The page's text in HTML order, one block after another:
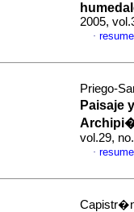
2005,
·
Priego-
Paisaje
vol.29,
·